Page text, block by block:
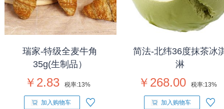
瑞家-特级全麦牛角
35g(生制品）
￥2.83 税率:13%
加入购物车
简法-北纬36度抹茶冰
淋
￥268.00 税率:13%
加入购物车